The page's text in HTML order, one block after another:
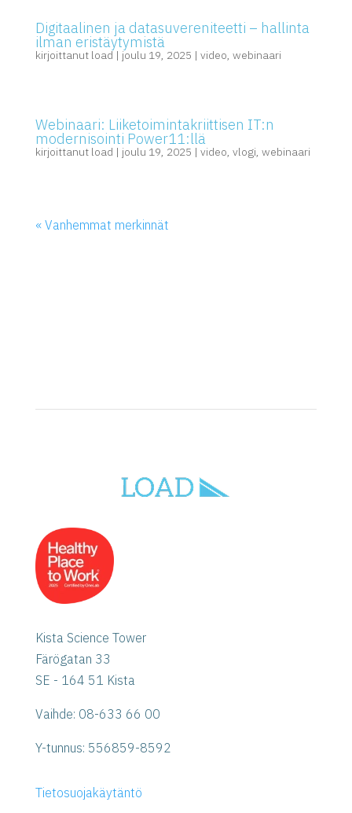
Digitaalinen ja datasuvereniteetti – hallinta
ilman eristäytymistä
kirjoittanut load| joulu 19, 2025 | video, webinaari
Webinaari: Liiketoimintakriittisen IT:n
modernisointi Power11:llä
kirjoittanut load | joulu 19, 2025 | video, vlogi, webinaari
« Vanhemmat merkinnät
Kista Science Tower
Färögatan 33
SE - 164 51 Kista
Vaihde: 08-633 66 00
Y-tunnus: 556859-8592
Tietosuojakäytäntö